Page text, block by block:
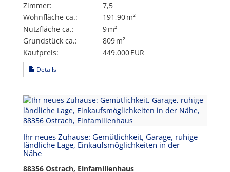
Zimmer:
7,5
Wohnfläche ca.:
191,90 m²
Nutzfläche ca.:
9 m²
Grund­stück ca.:
809 m²
Kaufpreis:
449.000 EUR
Details
Ihr neues Zuhause: Gemütlichkeit, Garage, ruhige
ländliche Lage, Einkaufsmöglichkeiten in der
Nähe
88356 Ostrach, Einfamilienhaus